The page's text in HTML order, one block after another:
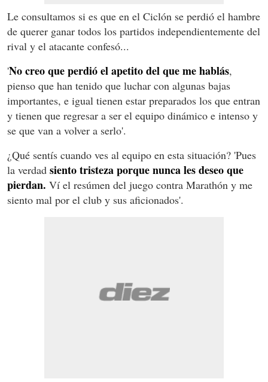
Le consultamos si es que en el Ciclón se perdió el hambre
de querer ganar todos los partidos independientemente del
rival y el atacante confesó...
'No creo que perdió el apetito del que me hablás,
pienso que han tenido que luchar con algunas bajas
importantes, e igual tienen estar preparados los que entran
y tienen que regresar a ser el equipo dinámico e intenso y
se que van a volver a serlo'.
¿Qué sentís cuando ves al equipo en esta situación? 'Pues
la verdad siento tristeza porque nunca les deseo que
pierdan. Ví el resúmen del juego contra Marathón y me
siento mal por el club y sus aficionados'.